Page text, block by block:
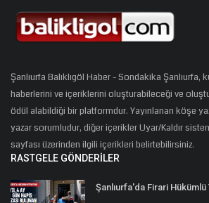
Şanlıurfa Balıklıgöl Haber - Sondakika Şanlıurfa,
haberlerini ve içeriklerini oluşturabileceği ve
ödül alabildiği bir platformdur. Yayınlanan köşe
yazar sorumludur, diğer içerikler Uyar/Kaldır
sayfası üzerinden ilgili içerikleri belirtebilirsiniz.
RASTGELE GÖNDERILER
Şanlıurfa'da Firari Hükümlü